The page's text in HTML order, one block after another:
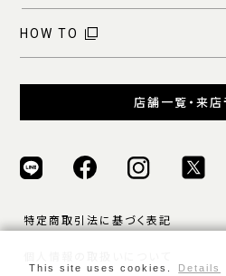
HOW TO
店舗一覧・来店
特定商取引法に基づく表記
This site uses cookies. Details